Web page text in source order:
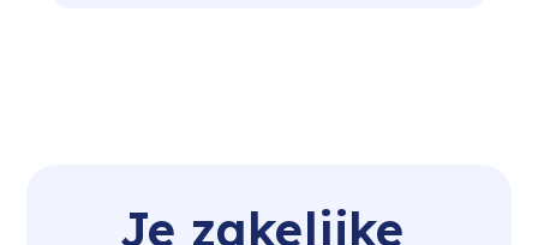
Je zakelijke